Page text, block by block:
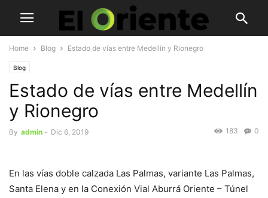
Home Blog Estado de vías entre Medellín y Rionegro
Blog
Estado de vías entre Medellín
y Rionegro
By admin - Dic 6, 2019 0
183
En las vías doble calzada Las Palmas, variante Las Palmas,
Santa Elena y en la Conexión Vial Aburrá Oriente – Túnel